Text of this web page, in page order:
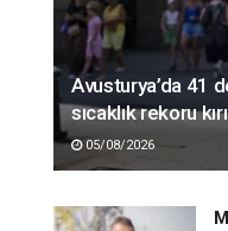
Avusturya’da 41
sıcaklık rekoru
05/08/2026